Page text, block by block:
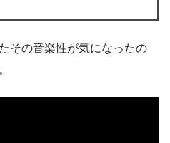
その音楽性が気になったの